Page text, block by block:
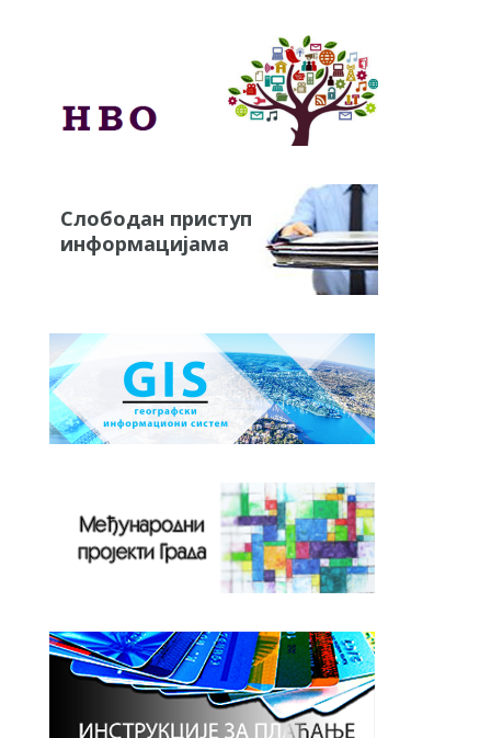
Слободан приступ
информацијама